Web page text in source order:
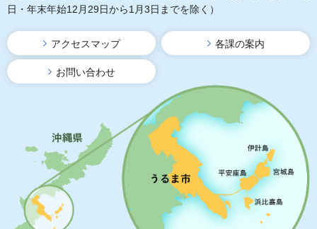
日・年末年始12月29日から1月3日までを除く）
アクセスマップ 各課の案内
お問い合わせ